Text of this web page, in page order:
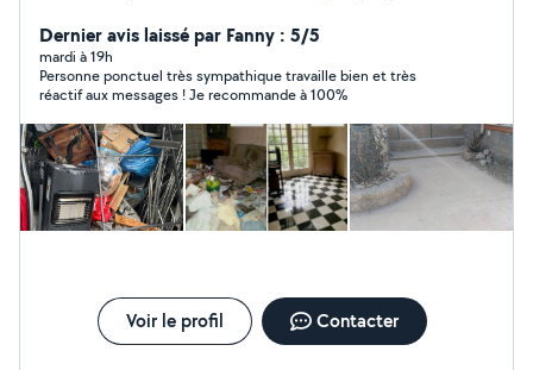
de meuble et petit travaux Hésiter pas à m'envoyer un
mesage pour toute question je répondrai au plus vite.
Merci
Dernier avis laissé par Fanny : 5/5
mardi à 19h
Personne ponctuel très sympathique travaille bien et très
réactif aux messages ! Je recommande à 100%
Voir le profil Contacter